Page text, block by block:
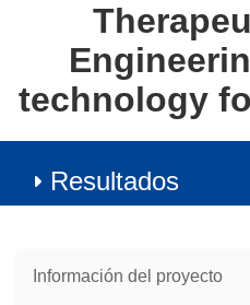
technology
Resultados
Información del proyecto